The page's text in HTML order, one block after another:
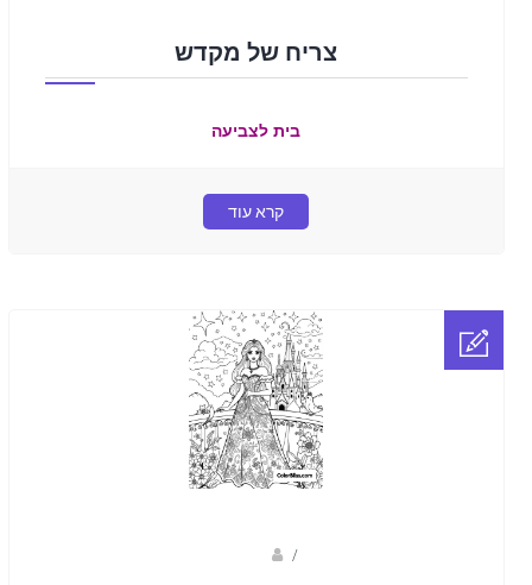
צריח של מקדש
בית לצביעה
קרא עוד
/